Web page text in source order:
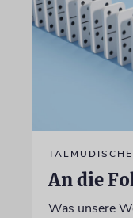
An die
Was unsere